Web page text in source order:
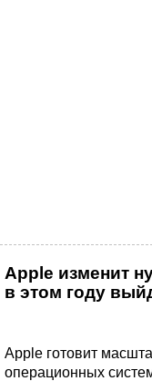
Apple изменит
в этом году
Apple готовит
операционных